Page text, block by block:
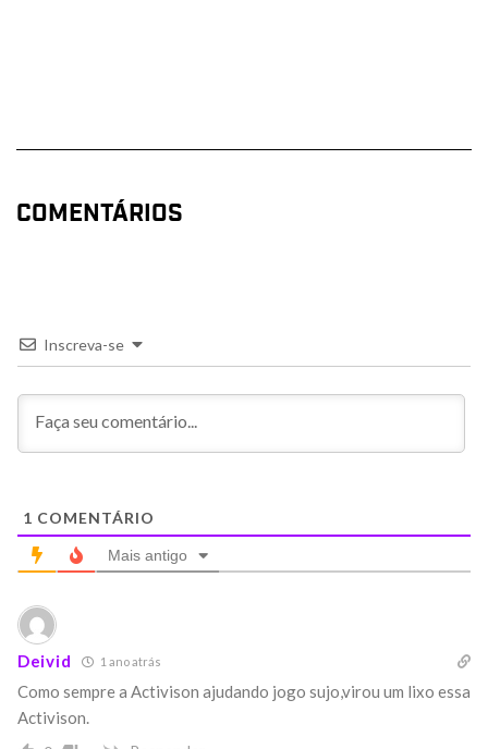
COMENTÁRIOS
Inscreva-se
1 COMENTÁRIO
Mais antigo
Deivid 1 ano atrás
Como sempre a Activison ajudando jogo sujo,virou um lixo essa
Activison.